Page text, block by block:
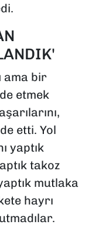
ama bir
etmek
etti. Yol
yaptık
takoz
mutlaka
hayrı